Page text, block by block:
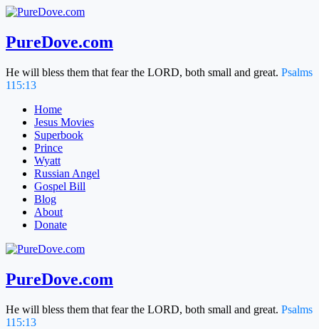
Skip
content
PureDove.com
He will bless them that fear the LORD, both small and great. Psalms
115:13
Home
Jesus Movies
Superbook
Prince
Wyatt
Russian Angel
Gospel Bill
Blog
About
Donate
PureDove.com
He will bless them that fear the LORD, both small and great. Psalms
115:13